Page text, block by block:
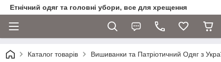
Етнічний одяг та головні убори, все для хрещення
Каталог товарів Вишиванки та Патріотичний Одяг з